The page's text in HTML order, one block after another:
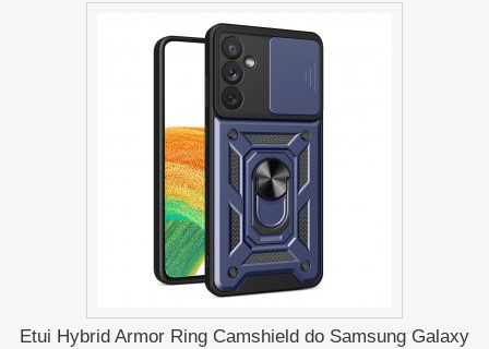
Etui Hybrid Armor Ring Camshield do Samsung Galaxy